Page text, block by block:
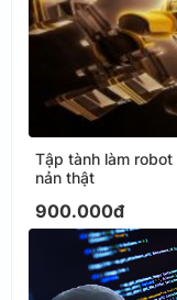
Tập tành làm
nản thật
900.000đ